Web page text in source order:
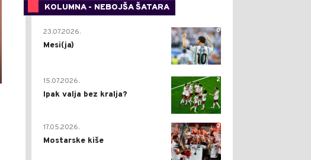
KOLUMNA - NEBOJŠA ŠATARA
0
23.07.2026.
Mesi(ja)
2
15.07.2026.
Ipak valja bez kralja?
0
17.05.2026.
Mostarske kiše